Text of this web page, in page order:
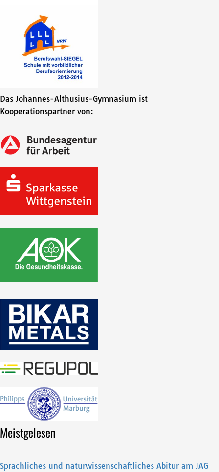
Das Johannes-Althusius-Gymnasium ist
Kooperationspartner von:
Meistgelesen
Sprachliches und naturwissenschaftliches Abitur am JAG